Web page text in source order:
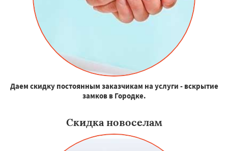
Даем скидку постоянным заказчикам на услуги - вскрытие
замков в Городке.
Скидка новоселам